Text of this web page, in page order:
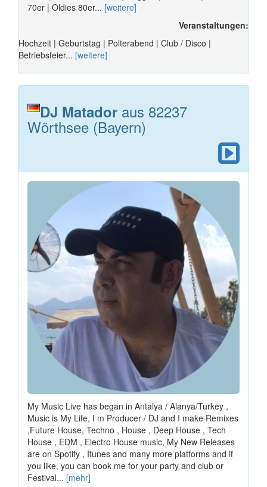
70er | Oldies 80er... [weitere]
Veranstaltungen:
Hochzeit | Geburtstag | Polterabend | Club / Disco |
Betriebsfeier... [weitere]
DJ Matador aus 82237
Wörthsee (Bayern)
My Music Live has began in Antalya / Alanya/Turkey ,
Music is My Life, I m Producer / DJ and I make Remixes
,Future House, Techno , House , Deep House , Tech
House , EDM , Electro House music, My New Releases
are on Spotify , Itunes and many more platforms and if
you like, you can book me for your party and club or
Festival... [mehr]